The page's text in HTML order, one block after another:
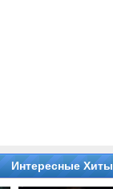
Интересные Хиты